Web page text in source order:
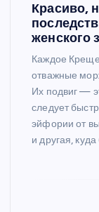
Красиво,
женского
Каждое
отважные
Их подвиг —
следует
эйфории от
и другая,